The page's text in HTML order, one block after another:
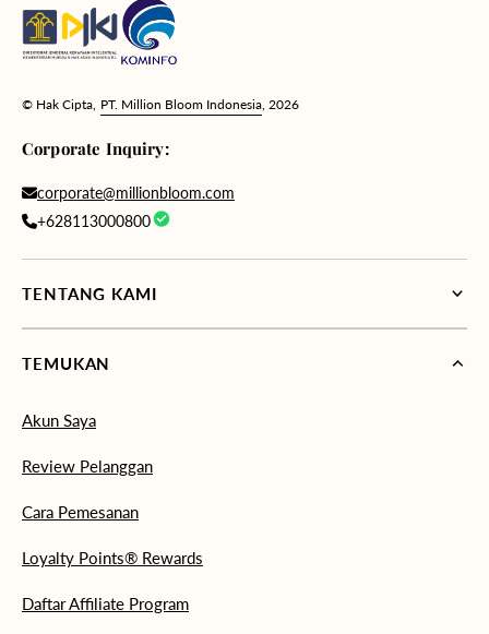
© Hak Cipta, PT. Million Bloom Indonesia , 2026
Corporate Inquiry:
corporate@millionbloom.com
+628113000800
TENTANG KAMI
TEMUKAN
Akun Saya
Review Pelanggan
Cara Pemesanan
Loyalty Points® Rewards
Daftar Affiliate Program